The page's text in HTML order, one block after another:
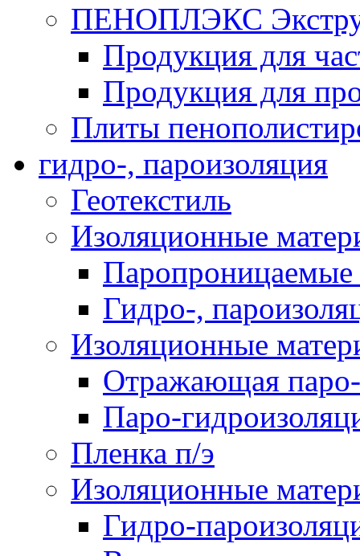
ПЕНОПЛЭКС
Продукция для
Продукция для
Плиты
гидро-, пароизоляция
Геотекстиль
Изоляционные
Гидро-,
Изоляционные
Отражающая
Паро-
Пленка п/э
Изоляционные
Гидро-